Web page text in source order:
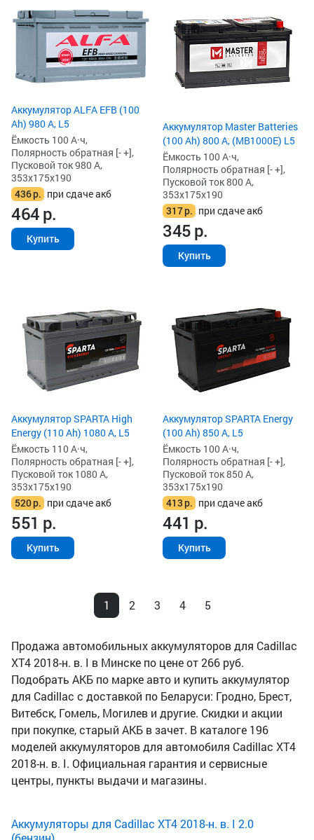
Аккумулятор ALFA EFB (100
Ah) 980 А, L5
Ёмкость 100 А·ч,
Полярность обратная [- +],
Пусковой ток 980 А,
353x175x190
436р. при сдаче акб
464р.
Купить
Аккумулятор Master Batteries
(100 Ah) 800 А, (MB1000E) L5
Ёмкость 100 А·ч,
Полярность обратная [- +],
Пусковой ток 800 А,
353x175x190
317р. при сдаче акб
345р.
Купить
Аккумулятор SPARTA High
Energy (110 Ah) 1080 А, L5
Ёмкость 110 А·ч,
Полярность обратная [- +],
Пусковой ток 1080 А,
353x175x190
520р. при сдаче акб
551 р.
Купить
Аккумулятор SPARTA Energy
(100 Ah) 850 А, L5
Ёмкость 100 А·ч,
Полярность обратная [- +],
Пусковой ток 850 А,
353x175x190
413р. при сдаче акб
441 р.
Купить
1 2 3 4 5
Продажа автомобильных аккумуляторов для Cadillac
XT4 2018-н. в. I в Минске по цене от 266 руб.
Подобрать АКБ по марке авто и купить аккумулятор
для Cadillac с доставкой по Беларуси: Гродно, Брест,
Витебск, Гомель, Могилев и другие. Скидки и акции
при покупке, старый АКБ в зачет. В каталоге 196
моделей аккумуляторов для автомобиля Cadillac XT4
2018-н. в. I. Официальная гарантия и сервисные
центры, пункты выдачи и магазины.
Аккумуляторы для Cadillac XT4 2018-н. в. I 2.0